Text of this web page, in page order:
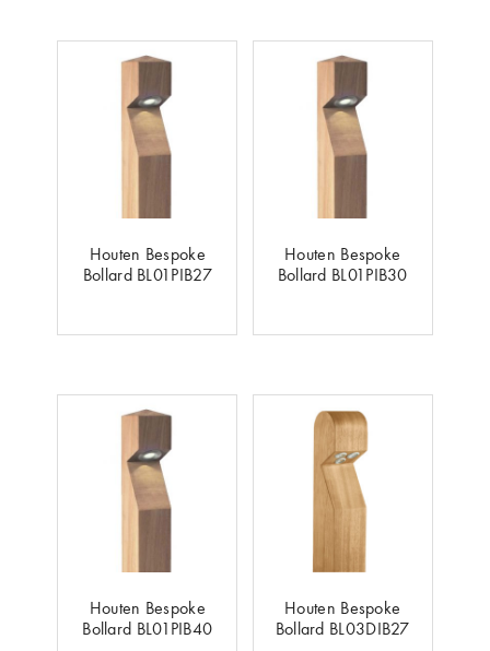
Houten Bespoke
Bollard BL01PIB27
Houten Bespoke
Bollard BL01PIB30
Houten Bespoke
Bollard BL01PIB40
Houten Bespoke
Bollard BL03DIB27